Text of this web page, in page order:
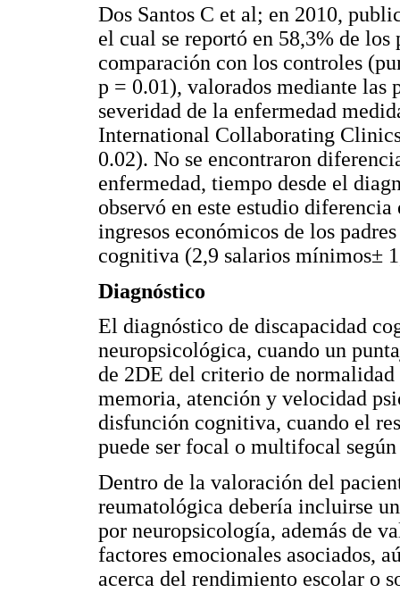
Dos Santos C et al; en 2010,
el cual se reportó en 58,3% de
comparación con los controles
p = 0.01), valorados mediante
severidad de la enfermedad
International Collaborating
0.02). No se encontraron
enfermedad, tiempo desde el
observó en este estudio
ingresos económicos de los
cognitiva (2,9 salarios mínimos±
Diagnóstico
El diagnóstico de discapacidad
neuropsicológica, cuando un
de 2DE del criterio de
memoria, atención y velocidad
disfunción cognitiva, cuando el
puede ser focal o multifocal
Dentro de la valoración del
reumatológica debería incluirse
por neuropsicología, además de
factores emocionales asociados,
acerca del rendimiento escolar o